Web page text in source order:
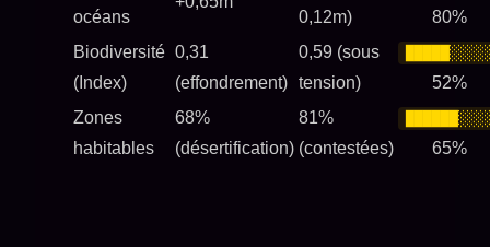
océans
0,12m)
80%
Biodiversité
(Index)
0,31
(effondrement)
0,59 (sous
tension)
52%
Zones
habitables
68%
(désertification)
81%
(contestées)
65%